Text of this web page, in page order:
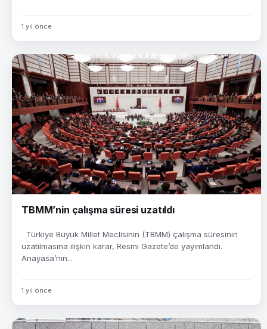
1 yıl önce
TBMM’nin çalışma süresi uzatıldı
Türkiye Büyük Millet Meclisinin (TBMM) çalışma süresinin
uzatılmasına ilişkin karar, Resmi Gazete’de yayımlandı.
Anayasa’nın...
1 yıl önce